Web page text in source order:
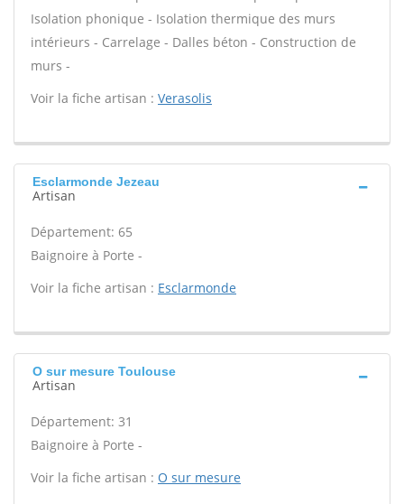
Isolation phonique - Isolation thermique des murs
intérieurs - Carrelage - Dalles béton - Construction de
murs -
Voir la fiche artisan : Verasolis
Esclarmonde Jezeau
Artisan
Département: 65
Baignoire à Porte -
Voir la fiche artisan : Esclarmonde
O sur mesure Toulouse
Artisan
Département: 31
Baignoire à Porte -
Voir la fiche artisan : O sur mesure